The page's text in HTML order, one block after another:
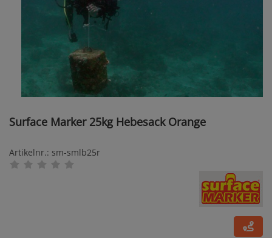
Surface Marker 25kg Hebesack Orange
Artikelnr.: sm-smlb25r